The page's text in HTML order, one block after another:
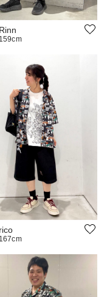
Rinn
159cm
rico
167cm